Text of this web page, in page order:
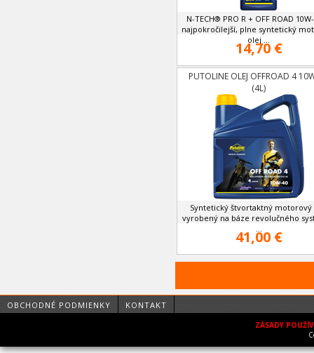
N-TECH® PRO R + OFF ROAD
najpokročilejší, plne syntetický
olej ...
14,70 €
PUTOLINE OLEJ OFFROAD 4
(4L)
Syntetický štvortaktný motorový
vyrobený na báze revolučného
...
41,00 €
OBCHODNÉ PODMIENKY KONTAKT
ZÁSADY